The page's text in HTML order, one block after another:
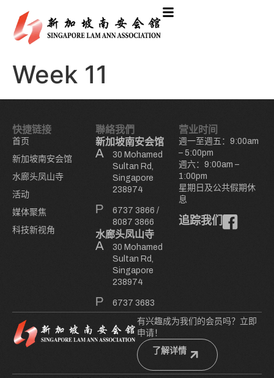
Week 11
快捷链接
首页
新加坡南安会馆
水廊头凤山寺
活动
媒体聚焦
科技新视角
聯絡我們
新加坡南安会馆
30 Mohamed
Sultan Rd,
Singapore
238974
6737 3866 /
8087 3866
水廊头凤山寺
30 Mohamed
Sultan Rd,
Singapore
238974
6737 3683
营业时间
週一至週五：9:00am
– 5:00pm
週六：9:00am –
1:00pm
星期日及公共假期休
息
追踪我们
有兴趣成为我们的会员吗？立即
申请！
了解详情